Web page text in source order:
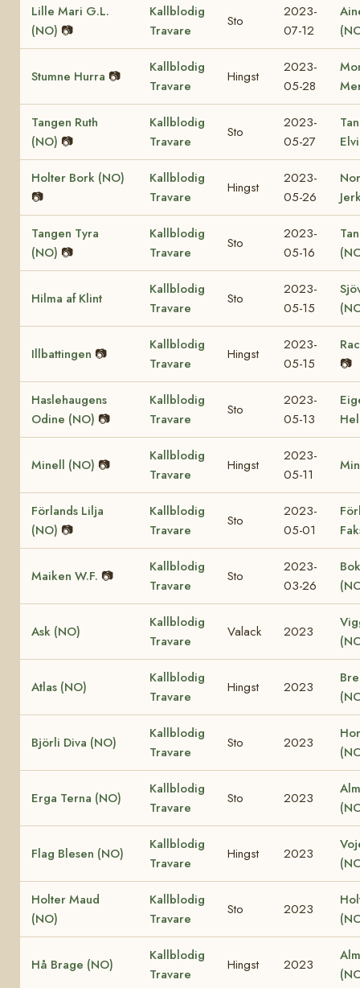
Lille Mari G.L.
(NO) 📷
Kallblodig
Travare
Sto
2023-
07-12
Stumne Hurra 📷
Kallblodig
Travare
Hingst
2023-
05-28
Tangen Ruth
(NO) 📷
Kallblodig
Travare
Sto
2023-
05-27
Holter Bork (NO)
📷
Kallblodig
Travare
Hingst
2023-
05-26
Tangen Tyra
(NO) 📷
Kallblodig
Travare
Sto
2023-
05-16
Hilma af Klint
Kallblodig
Travare
Sto
2023-
05-15
Illbattingen 📷
Kallblodig
Travare
Hingst
2023-
05-15
📷
Haslehaugens
Odine (NO) 📷
Kallblodig
Travare
Sto
2023-
05-13
Minell (NO) 📷
Kallblodig
Travare
Hingst
2023-
05-11
Förlands Lilja
(NO) 📷
Kallblodig
Travare
Sto
2023-
05-01
Maiken W.F. 📷
Kallblodig
Travare
Sto
2023-
03-26
Ask (NO)
Kallblodig
Travare
Valack 2023
Atlas (NO)
Kallblodig
Travare
Hingst 2023
Björli Diva (NO)
Kallblodig
Travare
Sto 2023
Erga Terna (NO)
Kallblodig
Travare
Sto 2023
Flag Blesen (NO)
Kallblodig
Travare
Hingst 2023
Holter Maud
(NO)
Kallblodig
Travare
Sto 2023
Hå Brage (NO)
Kallblodig
Travare
Hingst 2023